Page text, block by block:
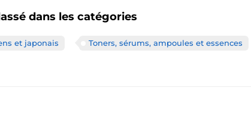
dans les catégories
et japonais Toners, sérums, ampoules et essences